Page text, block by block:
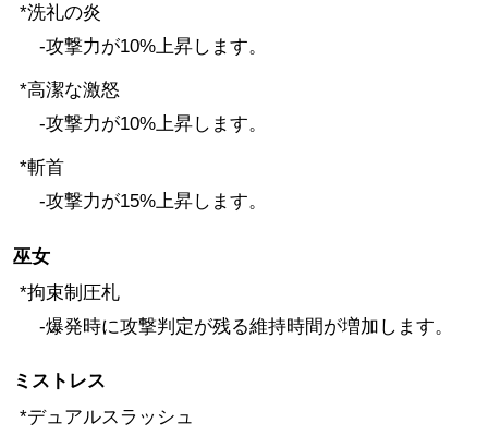
*洗礼の炎
-攻撃力が10%上昇します。
*高潔な激怒
-攻撃力が10%上昇します。
*斬首
-攻撃力が15%上昇します。
巫女
*拘束制圧札
-爆発時に攻撃判定が残る維持時間が増加します。
ミストレス
*デュアルスラッシュ